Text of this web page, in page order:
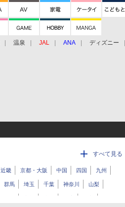
温泉 JAL ANA ディズニー
すべて見る
近畿 京都・大阪 中国 四国 九州
群馬 埼玉 千葉 神奈川 山梨